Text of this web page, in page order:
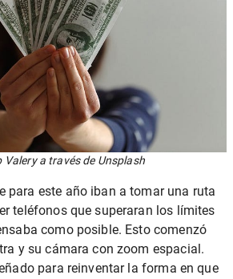
Valery a través de Unsplash
para este año iban a tomar una ruta
teléfonos que superaran los límites
como posible. Esto comenzó
y su cámara con zoom espacial.
para reinventar la forma en que